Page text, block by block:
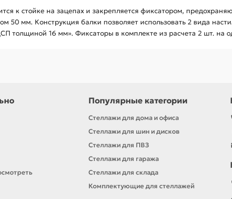
к стойке на зацепах и закрепляется фиксатором,
50 мм. Конструкция балки позволяет использовать 2 вида
толщиной 16 мм». Фиксаторы в комплекте из расчета 2 шт. на
Популярные категории
Стеллажи для дома и офиса
Стеллажи для шин и дисков
Стеллажи для ПВЗ
Стеллажи для гаража
Стеллажи для склада
Комплектующие для стеллажей